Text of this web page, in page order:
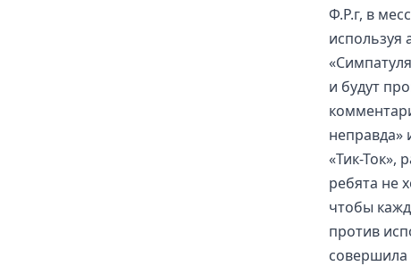
Ф.Р.г, в
используя
и будут
неправда»
«Тик-Ток»,
ребята не
чтобы
против
совершила